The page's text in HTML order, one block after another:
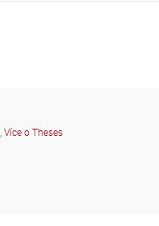
, Více o Theses